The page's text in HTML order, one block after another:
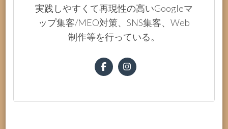
実践しやすくて再現性の高いGoogleマ
ップ集客/MEO対策、SNS集客、Web
制作等を行っている。